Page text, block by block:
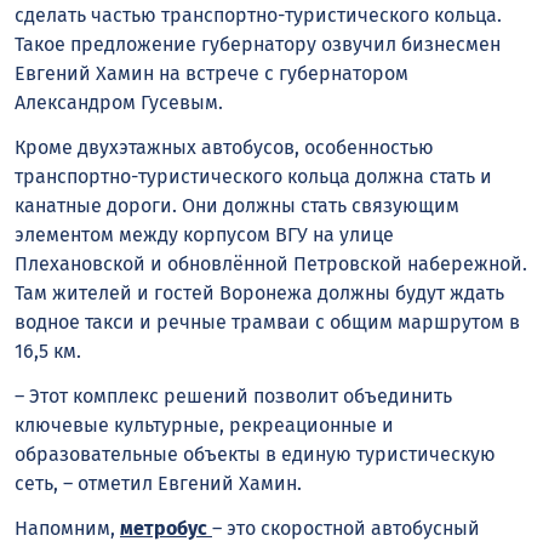
сделать частью транспортно-туристического кольца.
Такое предложение губернатору озвучил бизнесмен
Евгений Хамин на встрече с губернатором
Александром Гусевым.
Кроме двухэтажных автобусов, особенностью
транспортно-туристического кольца должна стать и
канатные дороги. Они должны стать связующим
элементом между корпусом ВГУ на улице
Плехановской и обновлённой Петровской набережной.
Там жителей и гостей Воронежа должны будут ждать
водное такси и речные трамваи с общим маршрутом в
16,5 км.
– Этот комплекс решений позволит объединить
ключевые культурные, рекреационные и
образовательные объекты в единую туристическую
сеть, – отметил Евгений Хамин.
Напомним, метробус – это скоростной автобусный